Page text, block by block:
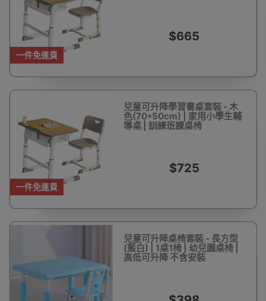
一件免運費
$665
一件免運費
兒童可升降學習書桌套裝 - 木
色(70*50cm) | 家用小學生輔
導桌 | 訓練班課桌椅
$725
兒童可升降桌椅套裝 - 長方型
(藍白) | 1桌1椅 | 幼兒園桌椅 |
高低可升降 不含安裝